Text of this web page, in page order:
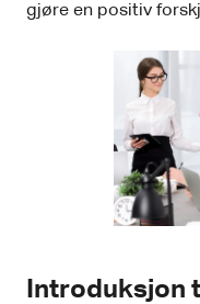
gjøre en positiv
Introduksjon